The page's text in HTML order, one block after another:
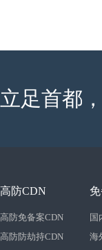
立足首都
高防CDN
高防免备案CDN
高防防劫持CDN
国
海